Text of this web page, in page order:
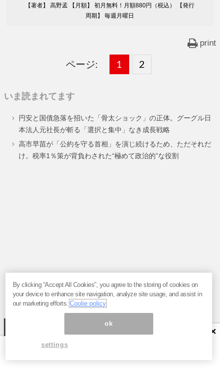
【著者】 高野孟 【月額】 初月無料！月額880円（税込） 【発行
周期】 毎週月曜日
print
ページ:
固
ー
ジ
1 ,
固
ー
ジ
2
いま読まれてます
円安と国債急落を招いた「骨太ショック」の正体。グーグル日
本法人元社長が斬る「選択と集中」なき成長戦略
高市早苗が「公約を守る首相」を演じ続けるため、ただそれだ
け。税率1％策が背負わされた“極めて政治的”な役割
「探さないでください」の手紙を自作自演する卑
怯な手口も。現役探偵が見抜いた「妻子を探すDV
×
By clicking “Accept All Cookies”, you agree to the storing of cookies on
your device to enhance site navigation, analyze site usage, and assist in
our marketing efforts.Coolie policy
ok
settings